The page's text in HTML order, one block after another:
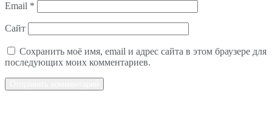
Email *
Сайт
Сохранить моё имя, email и адрес сайта в этом браузере для
последующих моих комментариев.